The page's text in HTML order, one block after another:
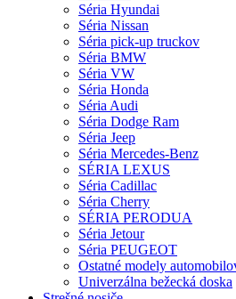
Séria Hyundai
Séria Nissan
Séria pick-up truckov
Séria BMW
Séria VW
Séria Honda
Séria Audi
Séria Dodge Ram
Séria Jeep
Séria Mercedes-Benz
SÉRIA LEXUS
Séria Cadillac
Séria Cherry
SÉRIA PERODUA
Séria Jetour
Séria PEUGEOT
Ostatné modely
Univerzálna bežecká doska